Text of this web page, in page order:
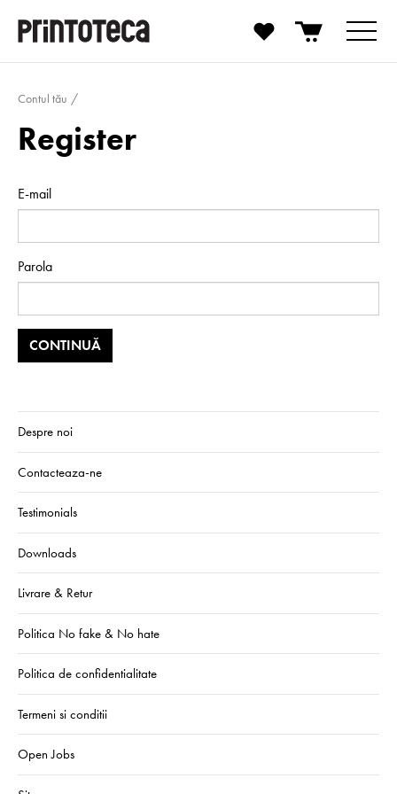
Contul tău
Register
E-mail
Parola
Despre noi
Contacteaza-ne
Testimonials
Downloads
Livrare & Retur
Politica No fake & No hate
Politica de confidentialitate
Termeni si conditii
Open Jobs